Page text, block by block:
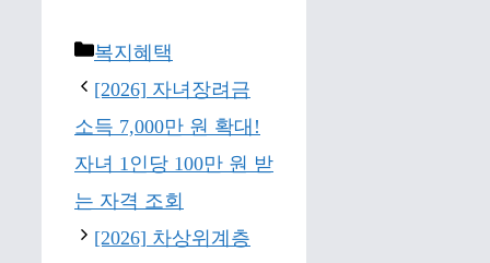
Categories
복지혜택
[2026] 자녀장려금
소득 7,000만 원 확대!
자녀 1인당 100만 원 받
는 자격 조회
[2026] 차상위계층